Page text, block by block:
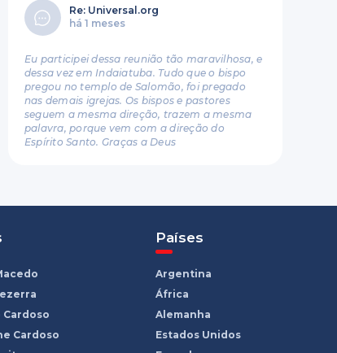
Re: Universal.org
há 1 meses
Eu participei dessa reunião tão maravilhosa, e
dessa vez em Indaiatuba. Tudo que o bispo
pregou no templo de Salomão, foi pregado
nas demais igrejas. Os bispos e pastores
seguem a mesma direção, trazem a mesma
palavra, porque vem com a direção do
Espírito Santo. Graças a Deus
Cardoso
Cardoso
Países
Argentina
África
Alemanha
Estados Unidos